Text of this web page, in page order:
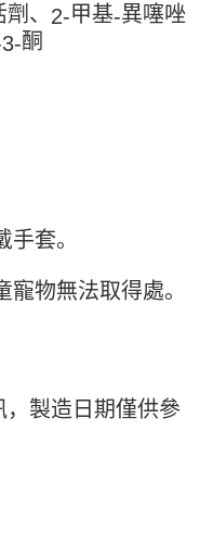
、 2-甲基-異噻唑
酮
套。
物無法取得處。
製造日期僅供參